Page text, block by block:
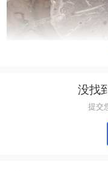
没找
提交